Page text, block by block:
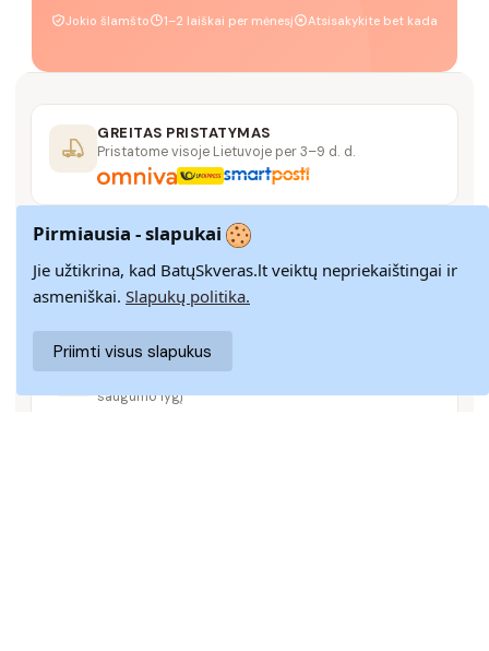
Jokio šlamšto 1–2 laiškai per mėnesį Atsisakykite bet kada
GREITAS PRISTATYMAS
Pristatome visoje Lietuvoje per 3–9 d. d.
14 DIENŲ GRĄŽINIMAS
Paprastas grąžinimas paštomatais su pinigų
grąžinimo garantija
SAUGUS MOKĖJIMAS
SSL šifravimas užtikrina aukščiausią jūsų duomenų
saugumo lygį
Pirmiausia - slapukai
Jie užtikrina, kad BatųSkveras.lt veiktų nepriekaištingai ir
asmeniškai. Slapukų politika.
Priimti visus slapukus